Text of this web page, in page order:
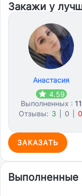
Закажи у
Анастасия
4.59
Выполненных : 11
Отзывы: 3 0 0
ЗАКАЗАТЬ
Выполненные